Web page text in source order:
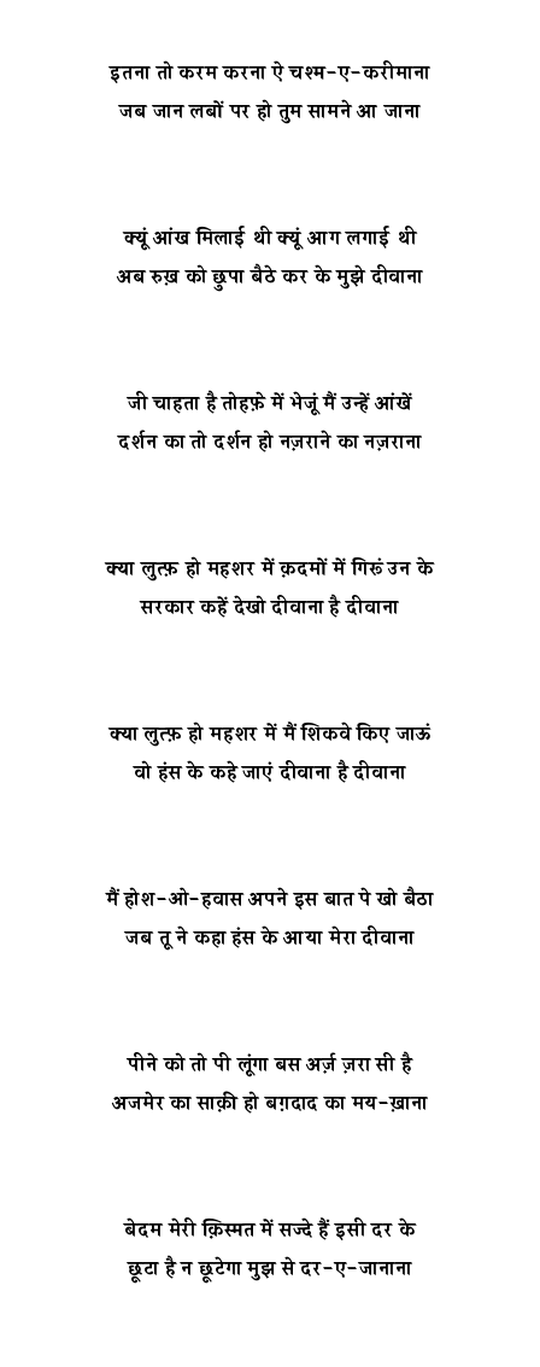
इतना तो करम करना ऐ चश्म-ए-करीमाना
जब जान लबों पर हो तुम सामने आ जाना
क्यूं आंख मिलाई थी क्यूं आग लगाई थी
अब रुख़ को छुपा बैठे कर के मुझे दीवाना
जी चाहता है तोहफ़े में भेजूं मैं उन्हें आंखें
दर्शन का तो दर्शन हो नज़राने का नज़राना
क्या लुत्फ़ हो महशर में क़दमों में गिरूं उन के
सरकार कहें देखो दीवाना है दीवाना
क्या लुत्फ़ हो महशर में मैं शिकवे किए जाऊं
वो हंस के कहे जाएं दीवाना है दीवाना
मैं होश-ओ-हवास अपने इस बात पे खो बैठा
जब तू ने कहा हंस के आया मेरा दीवाना
पीने को तो पी लूंगा बस अर्ज़ ज़रा सी है
अजमेर का साक़ी हो बग़दाद का मय-ख़ाना
बेदम मेरी क़िस्मत में सज्दे हैं इसी दर के
छूटा है न छूटेगा मुझ से दर-ए-जानाना